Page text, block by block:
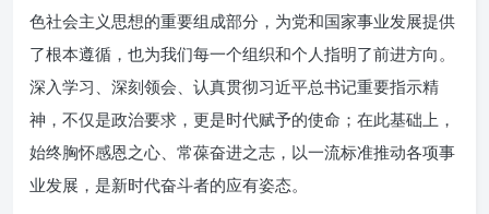
色社会主义思想的重要组成部分，为党和国家事业发展提供
了根本遵循，也为我们每一个组织和个人指明了前进方向。
深入学习、深刻领会、认真贯彻习近平总书记重要指示精
神，不仅是政治要求，更是时代赋予的使命；在此基础上，
始终胸怀感恩之心、常葆奋进之志，以一流标准推动各项事
业发展，是新时代奋斗者的应有姿态。